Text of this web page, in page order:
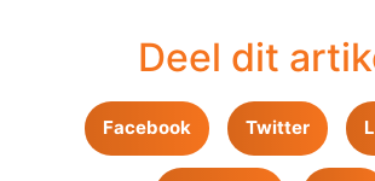
Deel dit
Facebook Twitter